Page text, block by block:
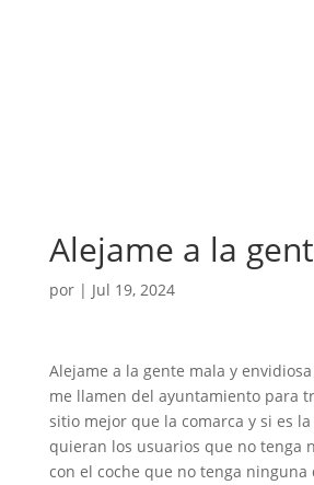
Alejame a la
por | Jul 19, 2024
Alejame a la gente mala y
me llamen del ayuntamiento para
sitio mejor que la comarca y si es
quieran los usuarios que no tenga
con el coche que no tenga ninguna